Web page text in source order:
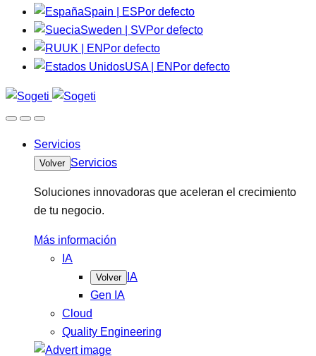
Spain | ESPor defecto
Sweden | SVPor defecto
UK | EN Por defecto
USA | EN Por defecto
Servicios
Volver Servicios
Soluciones innovadoras que aceleran el crecimiento
de tu negocio.
Más información
IA
Volver
IA
Gen IA
Cloud
Quality Engineering